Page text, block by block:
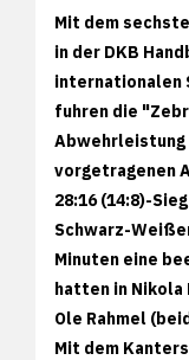
Mit dem
in der DKB
internationalen
fuhren die
vorgetragenen
28:16 (14:8)-
Schwarz-
Minuten eine
hatten in Nikola
Ole Rahmel
Mit dem